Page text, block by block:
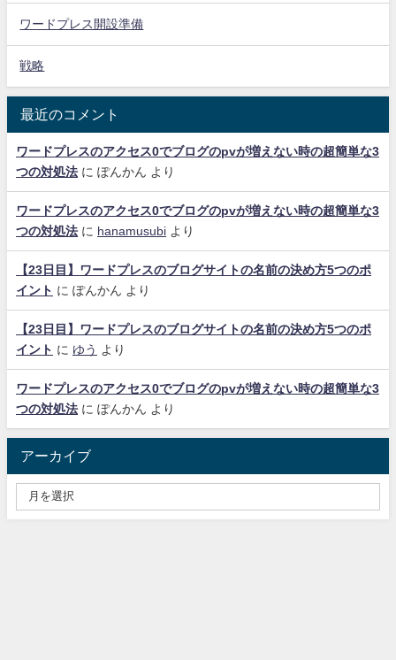
ワードプレス開設準備
戦略
最近のコメント
ワードプレスのアクセス0でブログのpvが増えない時の超簡単な3
つの対処法 に ぽんかん より
ワードプレスのアクセス0でブログのpvが増えない時の超簡単な3
つの対処法 に hanamusubi より
【23日目】ワードプレスのブログサイトの名前の決め方5つのポ
イント に ぽんかん より
【23日目】ワードプレスのブログサイトの名前の決め方5つのポ
イント に ゆう より
ワードプレスのアクセス0でブログのpvが増えない時の超簡単な3
つの対処法 に ぽんかん より
アーカイブ